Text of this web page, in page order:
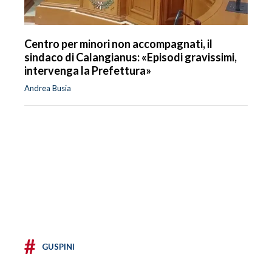
Centro per minori non accompagnati, il
sindaco di Calangianus: «Episodi gravissimi,
intervenga la Prefettura»
Andrea Busia
# GUSPINI